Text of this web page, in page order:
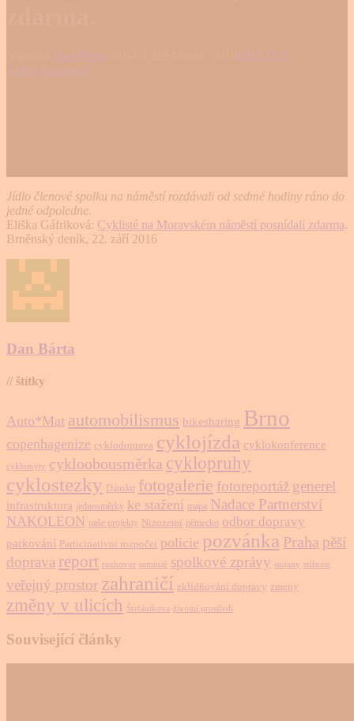
Dan Bárta
KRÁTCE
Žádný komentář
Jídlo členové spolku na náměstí rozdávali od sedmé hodiny ráno do
jedné odpoledne.
Eliška Gáfriková: Cyklisté na Moravském náměstí posnídali zdarma.
Brněnský deník, 22. září 2016
Dan Bárta
// štítky
Auto*Mat automobilismus bikesharing Brno
copenhagenize cyklodoprava cyklojízda cyklokonference
cyklomýty cykloobousměrka cyklopruhy
cyklostezky Dánsko fotogalerie fotoreportáž generel
infrastruktura jednosměrky ke stažení mapa Nadace Partnerství
NAKOLEON naše projekty Nizozemí německo odbor dopravy
parkování Participativní rozpočet policie pozvánka Praha pěší
doprava report rozhovor seminář spolkové zprávy stojany stížnost
veřejný prostor zahraničí zklidňování dopravy zmeny
změny v ulicích Štefánikova životní prostředí
Související články